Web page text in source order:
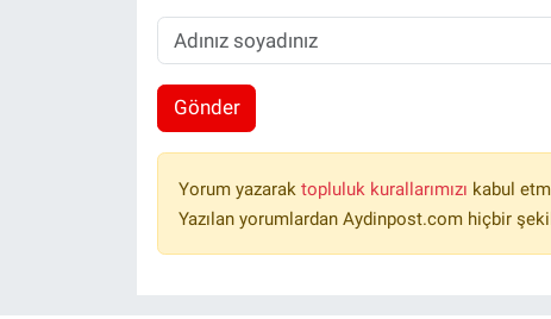
Gönder
Yorum yazarak topluluk kurallarımızı kabul
Yazılan yorumlardan Aydinpost.com hiçbir